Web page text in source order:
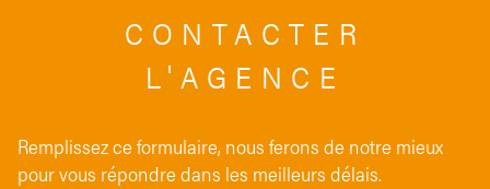
CONTACTER
L'AGENCE
Remplissez ce formulaire, nous ferons de notre mieux
pour vous répondre dans les meilleurs délais.